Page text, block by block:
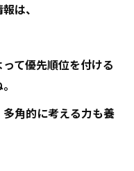
は、
て優先順位を付ける
角的に考える力も養